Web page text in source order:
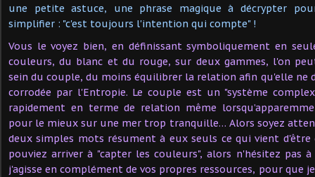
une petite astuce, une phrase magique à décrypter
simplifier : "c'est toujours l'intention qui compte" !
Vous le voyez bien, en définissant symboliquement en
couleurs, du blanc et du rouge, sur deux gammes, l'on
sein du couple, du moins équilibrer la relation afin qu'elle ne
corrodée par l'Entropie. Le couple est un "système
rapidement en terme de relation même
pour le mieux sur une mer trop tranquille… Alors soyez
deux simples mots résument à eux seuls ce qui vient
pouviez arriver à "capter les couleurs", alors n'hésitez pas
j'agisse en complément de vos propres ressources, pour que